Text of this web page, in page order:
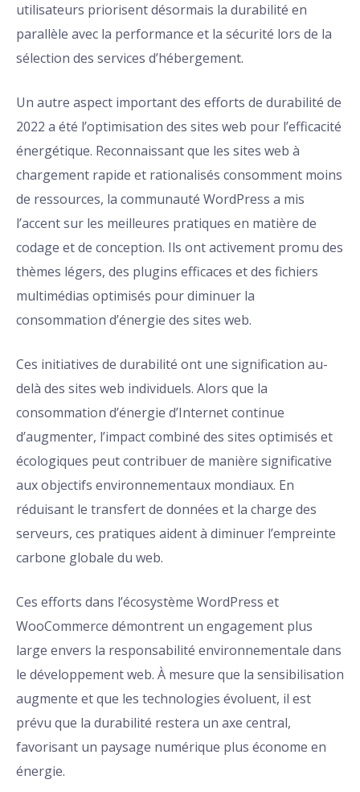
utilisateurs priorisent désormais la durabilité en
parallèle avec la performance et la sécurité lors de la
sélection des services d’hébergement.
Un autre aspect important des efforts de durabilité de
2022 a été l’optimisation des sites web pour l’efficacité
énergétique. Reconnaissant que les sites web à
chargement rapide et rationalisés consomment moins
de ressources, la communauté WordPress a mis
l’accent sur les meilleures pratiques en matière de
codage et de conception. Ils ont activement promu des
thèmes légers, des plugins efficaces et des fichiers
multimédias optimisés pour diminuer la
consommation d’énergie des sites web.
Ces initiatives de durabilité ont une signification au-
delà des sites web individuels. Alors que la
consommation d’énergie d’Internet continue
d’augmenter, l’impact combiné des sites optimisés et
écologiques peut contribuer de manière significative
aux objectifs environnementaux mondiaux. En
réduisant le transfert de données et la charge des
serveurs, ces pratiques aident à diminuer l’empreinte
carbone globale du web.
Ces efforts dans l’écosystème WordPress et
WooCommerce démontrent un engagement plus
large envers la responsabilité environnementale dans
le développement web. À mesure que la sensibilisation
augmente et que les technologies évoluent, il est
prévu que la durabilité restera un axe central,
favorisant un paysage numérique plus économe en
énergie.